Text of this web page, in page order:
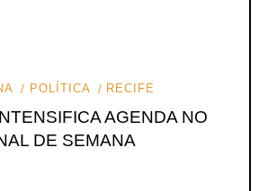
POLÍTICA RECIFE
AGENDA NO
DE SEMANA